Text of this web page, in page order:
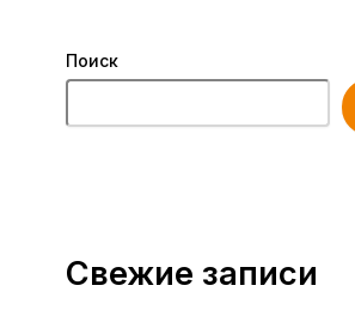
Поиск
Свежие записи